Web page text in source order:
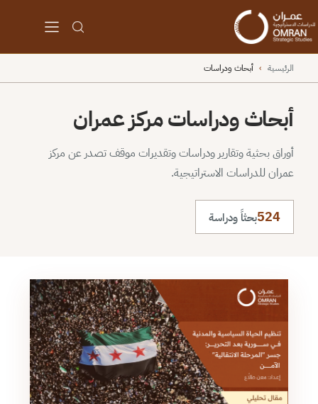
الرئيسية › أبحاث ودراسات
أبحاث ودراسات مركز عمران
أوراق بحثية وتقارير ودراسات وتقديرات موقف تصدر عن مركز
عمران للدراسات الاستراتيجية.
524بحثاً ودراسة